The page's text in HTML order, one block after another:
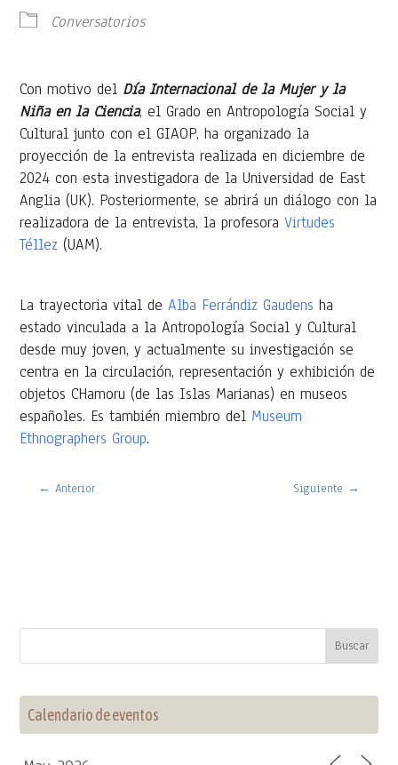
Conversatorios
Con motivo del Día Internacional de la Mujer y la
Niña en la Ciencia, el Grado en Antropología Social y
Cultural junto con el GIAOP, ha organizado la
proyección de la entrevista realizada en diciembre de
2024 con esta investigadora de la Universidad de East
Anglia (UK). Posteriormente, se abrirá un diálogo con la
realizadora de la entrevista, la profesoraVirtudes
Téllez (UAM).
La trayectoria vital deAlba Ferrándiz Gaudens ha
estado vinculada a la Antropología Social y Cultural
desde muy joven, y actualmente su investigación se
centra en la circulación, representación y exhibición de
objetosCHamoru (de las Islas Marianas) en museos
españoles. Es también miembro del Museum
Ethnographers Group.
← Anterior Siguiente →
Calendario de eventos